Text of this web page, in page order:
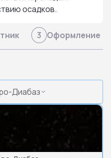
осадков.
3 Оформление
Диабаз